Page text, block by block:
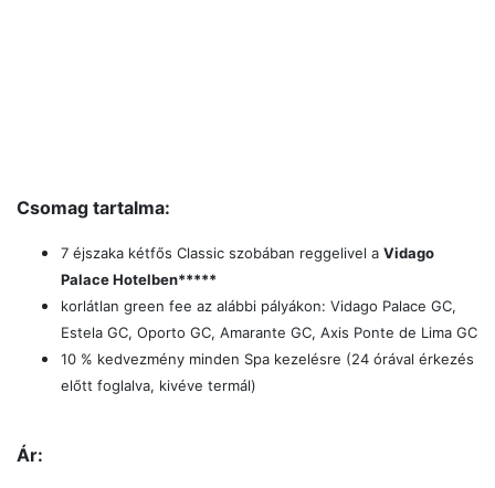
Csomag tartalma:
7 éjszaka kétfős Classic szobában reggelivel a Vidago
Palace Hotelben*****
korlátlan green fee az alábbi pályákon: Vidago Palace GC,
Estela GC, Oporto GC, Amarante GC, Axis Ponte de Lima GC
10 % kedvezmény minden Spa kezelésre (24 órával érkezés
előtt foglalva, kivéve termál)
Ár: